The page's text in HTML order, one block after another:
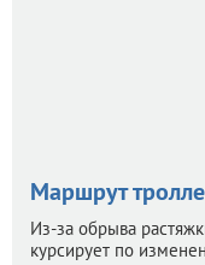
Маршрут
Из-за обрыва
курсирует по